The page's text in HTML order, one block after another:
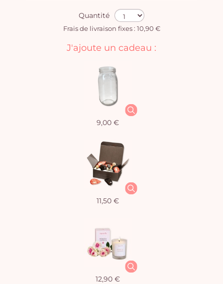
Quantité
Frais de livraison fixes : 10,90 €
J'ajoute un cadeau :
9,00 €
11,50 €
12,90 €